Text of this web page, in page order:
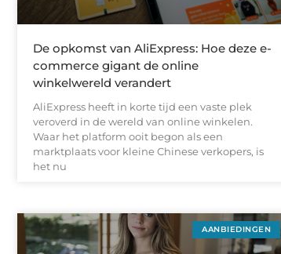
De opkomst van AliExpress: Hoe deze e-
commerce gigant de online
winkelwereld verandert
AliExpress heeft in korte tijd een vaste plek
veroverd in de wereld van online winkelen.
Waar het platform ooit begon als een
marktplaats voor kleine Chinese verkopers, is
het nu
AANBIEDINGEN